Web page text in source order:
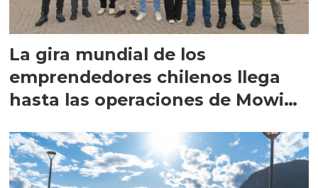
La gira mundial de los
emprendedores chilenos llega
hasta las operaciones de Mowi